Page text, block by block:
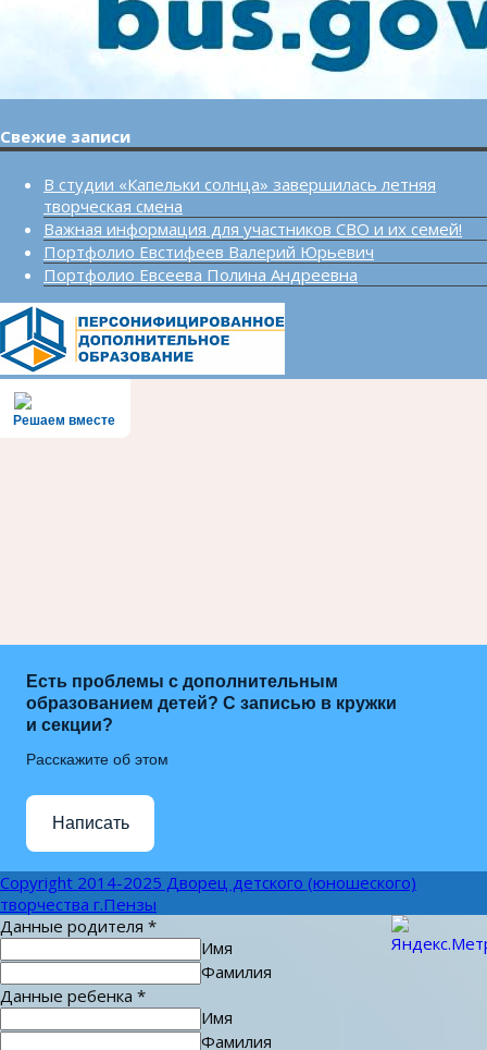
Свежие записи
В студии «Капельки солнца» завершилась летняя
творческая смена
Важная информация для участников СВО и их семей!
Портфолио Евстифеев Валерий Юрьевич
Портфолио Евсеева Полина Андреевна
Решаем вместе
Есть проблемы с дополнительным
образованием детей? С записью в кружки
и секции?
Расскажите об этом
Написать
Copyright 2014-2025 Дворец детского (юношеского)
творчества г.Пензы
Данные родителя *
Имя
Фамилия
Данные ребенка *
Имя
Фамилия